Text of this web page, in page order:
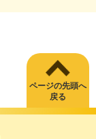
ページの先頭へ
戻る